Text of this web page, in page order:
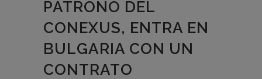
PATRONO DEL
CONEXUS, ENTRA EN
BULGARIA CON UN
CONTRATO